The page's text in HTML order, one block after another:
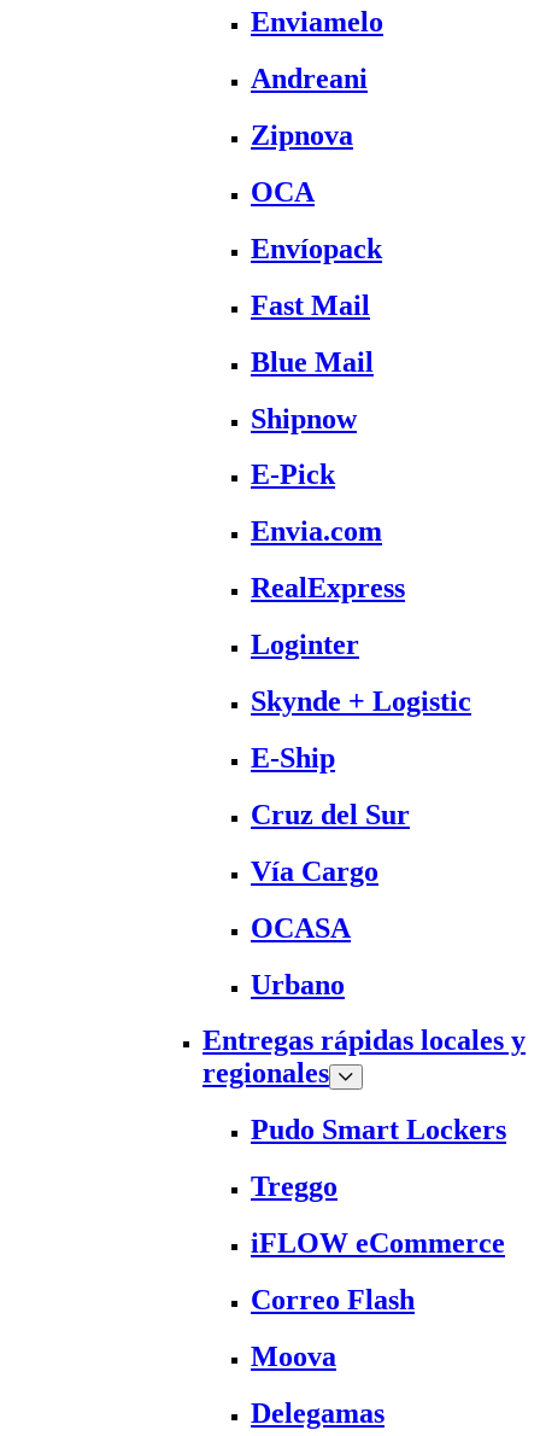
Enviamelo
Andreani
Zipnova
OCA
Envíopack
Fast Mail
Blue Mail
Shipnow
E-Pick
Envia.com
RealExpress
Loginter
Skynde + Logistic
E-Ship
Cruz del Sur
Vía Cargo
OCASA
Urbano
Entregas rápidas locales y
regionales
Pudo Smart Lockers
Treggo
iFLOW eCommerce
Correo Flash
Moova
Delegamas